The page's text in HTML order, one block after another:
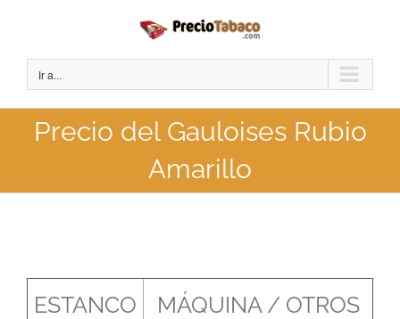
contenido
Ir a...
Precio del Gauloises Rubio
Amarillo
ESTANCO MÁQUINA / OTROS